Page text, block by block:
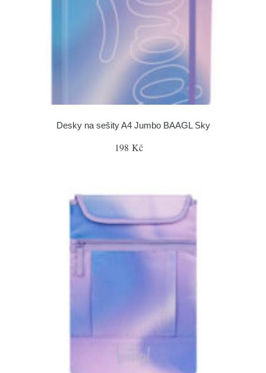
Desky na sešity A4 Jumbo BAAGL Sky
198 Kč